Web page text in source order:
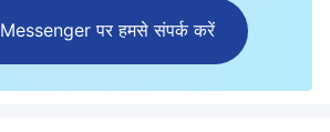
Messenger पर हमसे संपर्क करें